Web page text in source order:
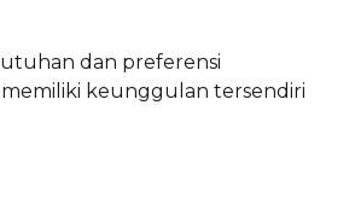
dan preferensi
keunggulan tersendiri